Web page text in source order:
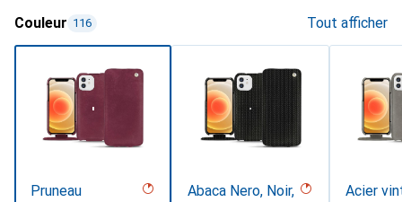
Couleur 116 Tout afficher
Pruneau
Abaca Nero, Noir,
Acier